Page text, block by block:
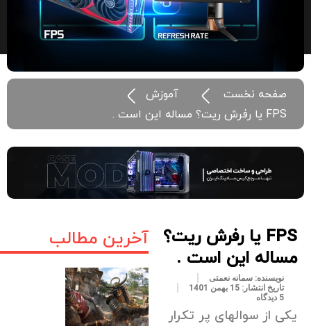
صفحه نخست
آموزش
FPS یا رفرش ریت؟ مساله این است .
آخرین مطالب
FPS یا رفرش ریت؟
مساله این است .
نویسنده: سمانه نعمتی
تاریخ انتشار: 15 بهمن 1401
5 دیدگاه
یکی از سوالهای پر تکرار